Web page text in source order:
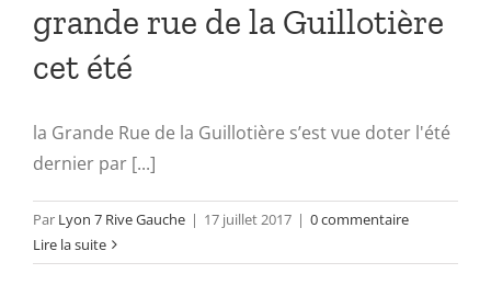
grande rue de la Guillotière
cet été
la Grande Rue de la Guillotière s’est vue doter l'été
dernier par [...]
Par Lyon 7 Rive Gauche | 17 juillet 2017 | 0 commentaire
Lire la suite